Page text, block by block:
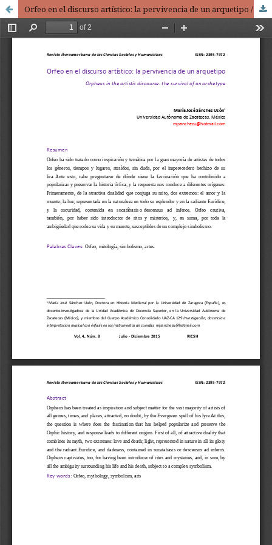
Orfeo en el discurso artístico: la pervivencia de un arquetipo / Orpheus in the artistic discourse: the survival of an archetype